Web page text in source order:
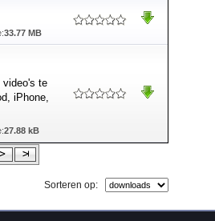
33.77 MB
video's te
iPhone,
27.88 kB
Sorteren op: